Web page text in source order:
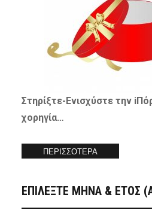
Στηρίξτε-Ενισχύστετην
χορηγία…
ΠΕΡΙΣΣΟΤΕΡΑ
ΕΠΙΛΕΞΤΕ ΜΗΝΑ & ΕΤΟΣ